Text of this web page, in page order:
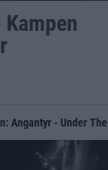
Angantyr - Under